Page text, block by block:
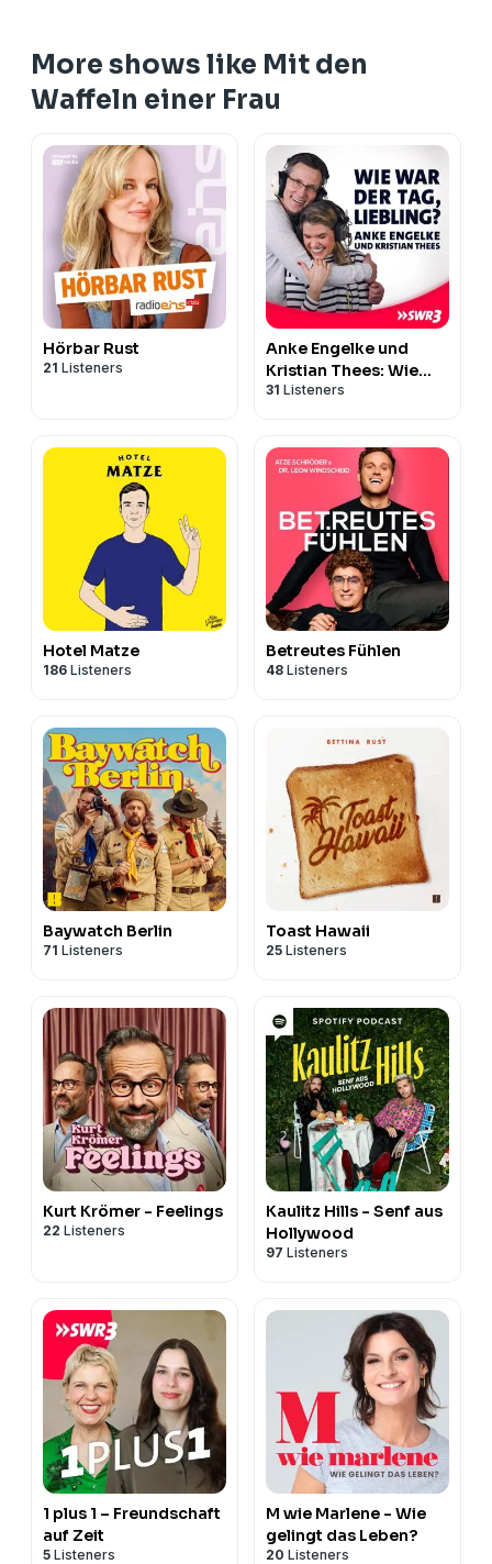
More shows like Mit den
Waffeln einer Frau
Hörbar Rust
21 Listeners
Anke Engelke und
Kristian Thees: Wie
war der Tag, Liebling?
31 Listeners
Hotel Matze
186 Listeners
Betreutes Fühlen
48 Listeners
Baywatch Berlin
71 Listeners
Toast Hawaii
25 Listeners
Kurt Krömer - Feelings
22 Listeners
Kaulitz Hills - Senf aus
Hollywood
97 Listeners
1 plus 1 – Freundschaft
auf Zeit
5 Listeners
M wie Marlene - Wie
gelingt das Leben?
20 Listeners